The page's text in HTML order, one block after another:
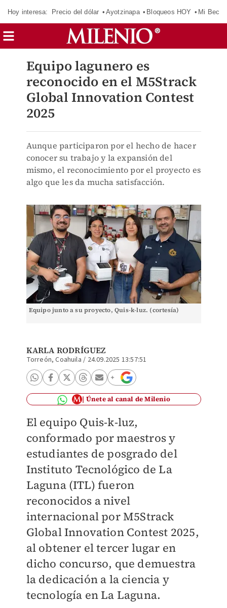
Hoy interesa: Precio del dólar Ayotzinapa Bloqueos HOY Mi Beca
Equipo lagunero es
reconocido en el M5Strack
Global Innovation Contest
2025
Aunque participaron por el hecho de hacer
conocer su trabajo y la expansión del
mismo, el reconocimiento por el proyecto es
algo que les da mucha satisfacción.
Equipo junto a su proyecto, Quis-k-luz. (cortesía)
KARLA RODRÍGUEZ
Torreón, Coahuila / 24.09.2025 13:57:51
Únete al canal de Milenio
El equipo Quis-k-luz,
conformado por maestros y
estudiantes de posgrado del
Instituto Tecnológico de La
Laguna (ITL) fueron
reconocidos a nivel
internacional por M5Strack
Global Innovation Contest 2025,
al obtener el tercer lugar en
dicho concurso, que demuestra
la dedicación a la ciencia y
tecnología en La Laguna.